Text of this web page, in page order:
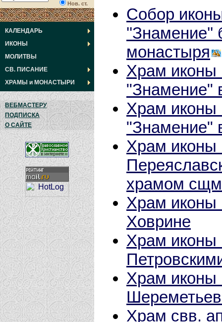
Нов. ст.
КАЛЕНДАРЬ
ИКОНЫ
МОЛИТВЫ
СВ. ПИСАНИЕ
ХРАМЫ и МОНАСТЫРИ
ВЕБМАСТЕРУ
ПОДПИСКА
О САЙТЕ
Собор
''Знамение''
монастыря
Храм иконы
"Знамение"
Храм иконы
"Знамение"
Храм иконы
храмом
Храм иконы
Ховрине
Храм иконы
Храм иконы
Храм свв.